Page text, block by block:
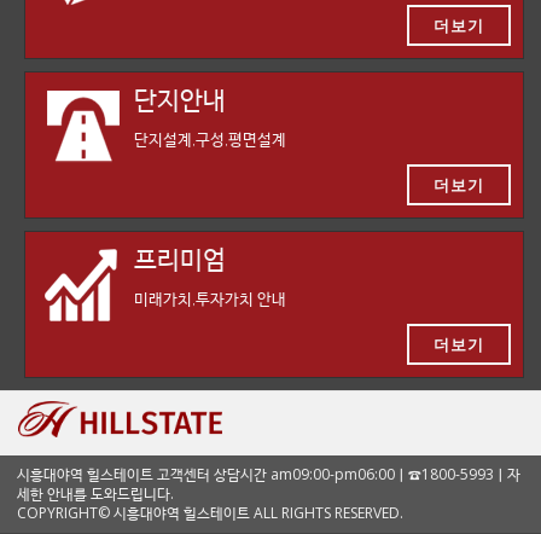
더보기
단지안내
단지설계,구성,평면설계
더보기
프리미엄
미래가치,투자가치 안내
더보기
시흥대야역 힐스테이트 고객센터 상담시간 am09:00-pm06:00ㅣ☎1800-5993ㅣ자
세한 안내를 도와드립니다.
COPYRIGHT© 시흥대야역 힐스테이트 ALL RIGHTS RESERVED.